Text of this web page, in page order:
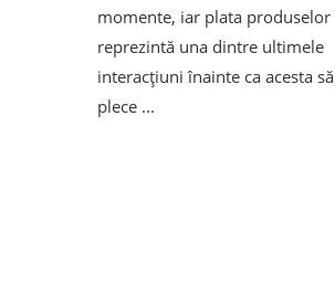
momente, iar plata produselor
reprezintă una dintre ultimele
interacțiuni înainte ca acesta să
plece ...